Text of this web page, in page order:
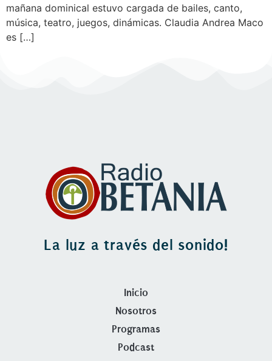
mañana dominical estuvo cargada de bailes, canto,
música, teatro, juegos, dinámicas. Claudia Andrea Maco
es […]
La luz a través del sonido!
Inicio
Nosotros
Programas
Podcast